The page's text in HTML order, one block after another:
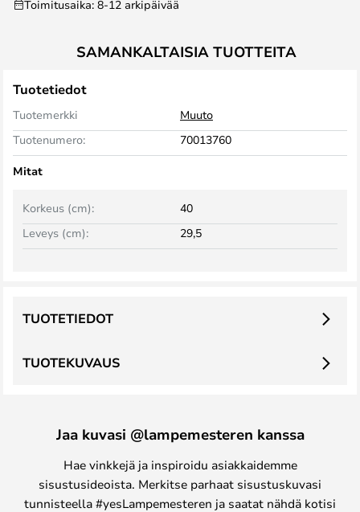
Toimitusaika: 8-12 arkipäivää
SAMANKALTAISIA TUOTTEITA
Tuotetiedot
Tuotemerkki
Muuto
Tuotenumero:
70013760
Mitat
Leveys (cm): 29,5
Korkeus (cm): 40
TUOTEKUVAUS
TUOTETIEDOT
Jaa kuvasi @lampemesteren kanssa
Hae vinkkejä ja inspiroidu asiakkaidemme
sisustusideoista. Merkitse parhaat sisustuskuvasi
tunnisteella #yesLampemesteren ja saatat nähdä kotisi